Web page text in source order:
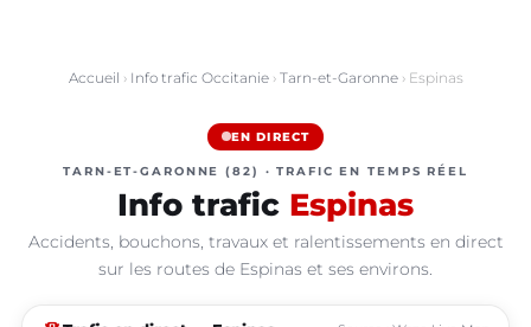
Accueil › Info trafic Occitanie› Tarn-et-Garonne› Espinas
EN DIRECT
TARN-ET-GARONNE (82) · TRAFIC EN TEMPS RÉEL
Info trafic Espinas
Accidents, bouchons, travaux et ralentissements en direct
sur les routes de Espinas et ses environs.